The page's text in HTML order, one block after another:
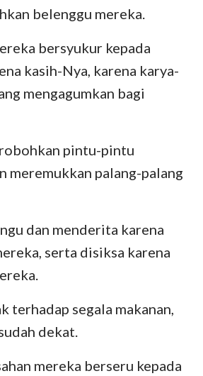
belenggu mereka.
bersyukur kepada
kasih-Nya, karena karya-
mengagumkan bagi
pintu-pintu
meremukkan palang-palang
dan menderita karena
serta disiksa karena
terhadap segala makanan,
dekat.
mereka berseru kepada